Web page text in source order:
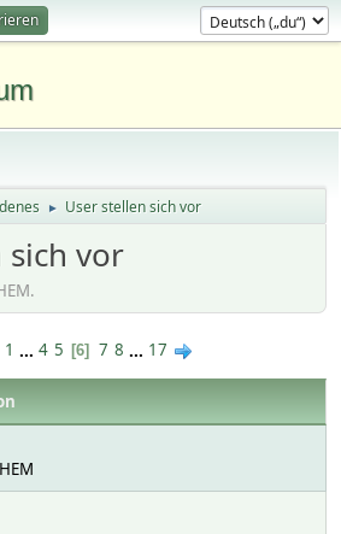
► User stellen sich vor
sich vor
1 ... 4 5 6 7 8 ... 17